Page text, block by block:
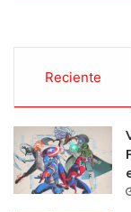
Reciente